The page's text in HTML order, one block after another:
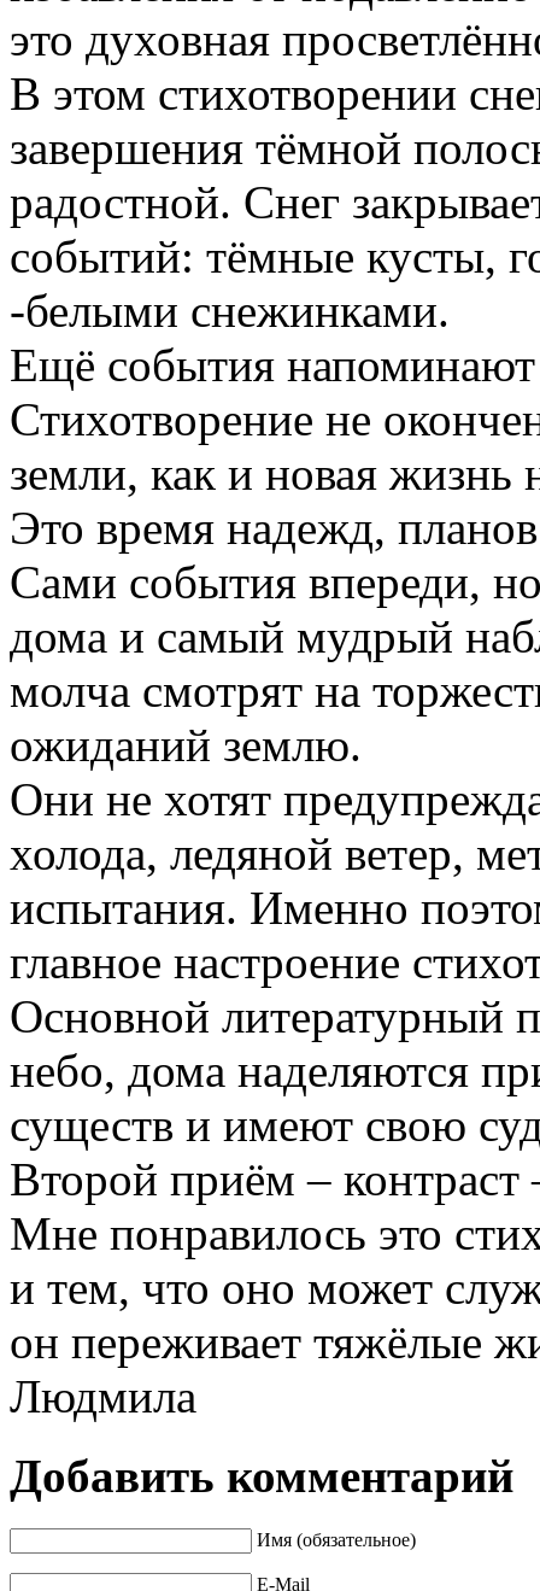
это духовная
В этом стихотворении
завершения тёмной
радостной. Снег
событий: тёмные кусты,
-белыми снежинками.
Ещё события напоминают
Стихотворение не
земли, как и новая жизнь
Это время надежд,
Сами события впереди,
дома и самый мудрый
молча смотрят на
ожиданий землю.
Они не хотят
холода, ледяной ветер,
испытания. Именно
главное настроение
Основной литературный
небо, дома наделяются
существ и имеют свою
Второй приём – контраст
Мне понравилось это
и тем, что оно может
он переживает тяжёлые
Людмила
Добавить комментарий
Имя (обязательное)
E-Mail